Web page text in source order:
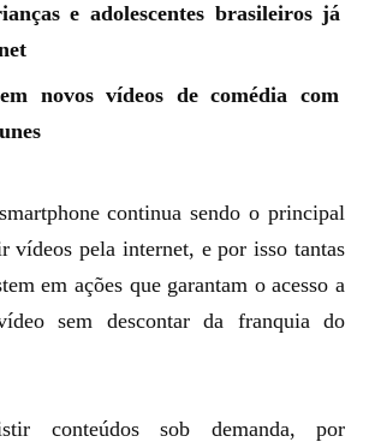
e adolescentes brasileiros já
novos vídeos de comédia com
continua sendo o principal
vídeos pela internet, e por isso tantas
em ações que garantam o acesso a
sem descontar da franquia do
conteúdos sob demanda, por